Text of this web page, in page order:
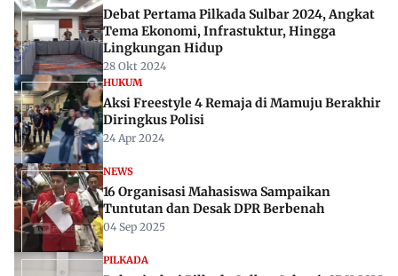
Debat Pertama Pilkada Sulbar 2024, Angkat
Tema Ekonomi, Infrastuktur, Hingga
Lingkungan Hidup
28 Okt 2024
HUKUM
Aksi Freestyle 4 Remaja di Mamuju Berakhir
Diringkus Polisi
24 Apr 2024
NEWS
16 Organisasi Mahasiswa Sampaikan
Tuntutan dan Desak DPR Berbenah
04 Sep 2025
PILKADA